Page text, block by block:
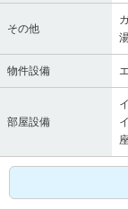
その他
物件設備
部屋設備